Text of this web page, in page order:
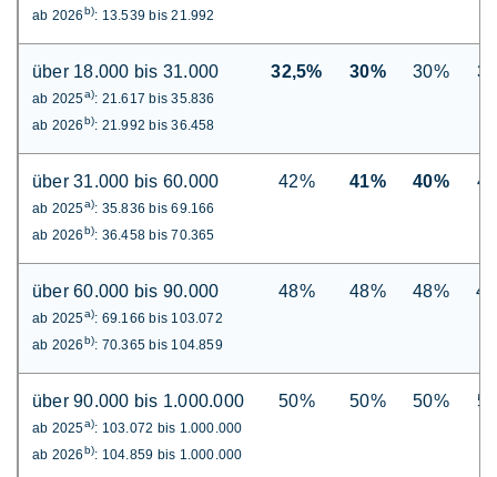
ab 2026b): 13.539 bis 21.992
über 18.000 bis 31.000
ab 2025a): 21.617 bis 35.836
ab 2026b): 21.992 bis 36.458
32,5% 30% 30%
über 31.000 bis 60.000
ab 2025a): 35.836 bis 69.166
ab 2026b): 36.458 bis 70.365
42% 41% 40%
über 60.000 bis 90.000
ab 2025a): 69.166 bis 103.072
ab 2026b): 70.365 bis 104.859
48% 48% 48%
über 90.000 bis 1.000.000
ab 2025a): 103.072 bis 1.000.000
ab 2026b): 104.859 bis 1.000.000
50% 50% 50%